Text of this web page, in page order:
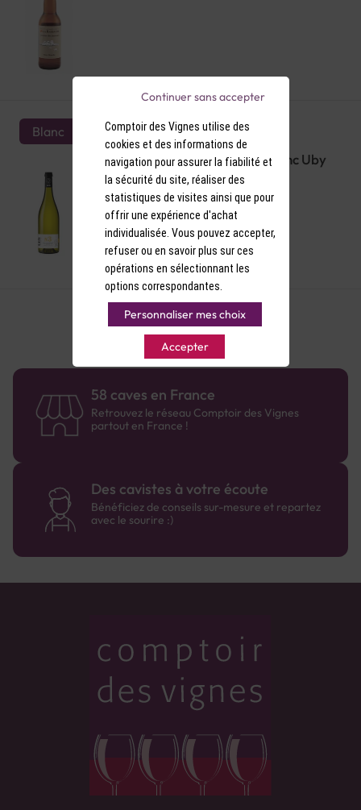
Blanc
IGP Côtes de Gascogne Sec Blanc Uby
N°3
5,60 €
58 caves en France
Retrouvez le réseau Comptoir des Vignes
partout en France !
Des cavistes à votre écoute
Bénéficiez de conseils sur-mesure et repartez
avec le sourire :)
Comptoir des Vignes utilise des
cookies et des informations de
navigation pour assurer la fiabilité et
la sécurité du site, réaliser des
statistiques de visites ainsi que pour
offrir une expérience d'achat
individualisée. Vous pouvez accepter,
refuser ou en savoir plus sur ces
opérations en sélectionnant les
options correspondantes.
Personnaliser mes choix
Accepter
Continuer sans accepter